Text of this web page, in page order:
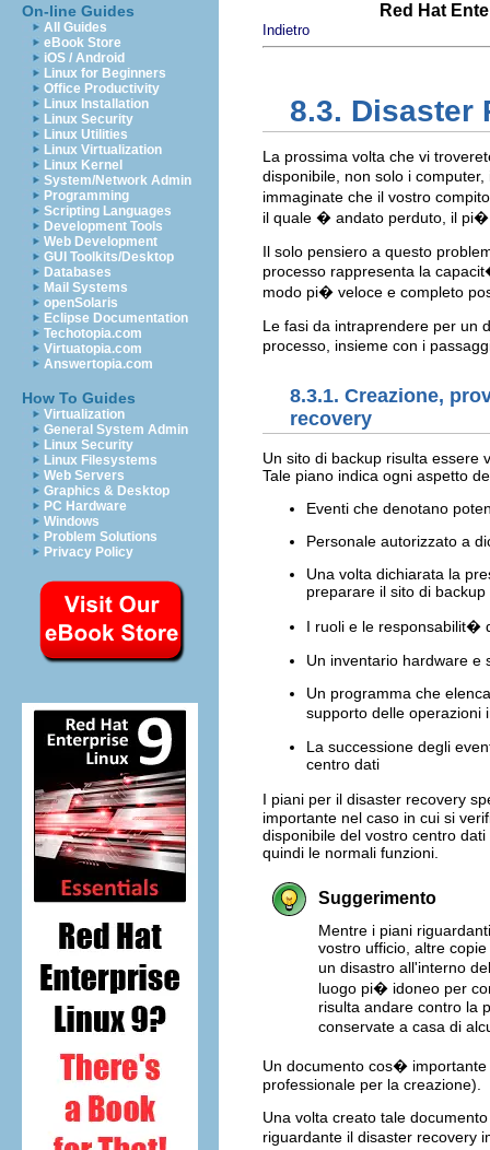
On-line Guides
All Guides
eBook Store
iOS / Android
Linux for Beginners
Office Productivity
Linux Installation
Linux Security
Linux Utilities
Linux Virtualization
Linux Kernel
System/Network Admin
Programming
Scripting Languages
Development Tools
Web Development
GUI Toolkits/Desktop
Databases
Mail Systems
openSolaris
Eclipse Documentation
Techotopia.com
Virtuatopia.com
Answertopia.com
How To Guides
Virtualization
General System Admin
Linux Security
Linux Filesystems
Web Servers
Graphics & Desktop
PC Hardware
Windows
Problem Solutions
Privacy Policy
Red Hat
Indietro
8.3. Disaster
La prossima volta che vi
disponibile, non solo i
immaginate che il vostro
il quale � andato perduto, il pi�
Il solo pensiero a questo
processo rappresenta la
modo pi� veloce e completo
Le fasi da intraprendere per un
processo, insieme con i
8.3.1. Creazione,
recovery
Un sito di backup risulta essere
Tale piano indica ogni aspetto
Eventi che denotano
Personale autorizzato a
Una volta dichiarata la
preparare il sito di backup
I ruoli e le responsabilit�
Un inventario hardware e
Un programma che
supporto delle operazioni
La successione degli
centro dati
I piani per il disaster recovery
importante nel caso in cui si
disponibile del vostro centro
quindi le normali funzioni.
Suggerimento
Mentre i piani
vostro ufficio, altre
un disastro all'interno
luogo pi� idoneo per
risulta andare contro la
conservate a casa di
Un documento cos�
professionale per la creazione).
Una volta creato tale
riguardante il disaster recovery